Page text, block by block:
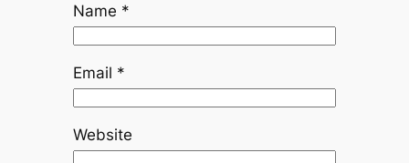
Name *
Email *
Website